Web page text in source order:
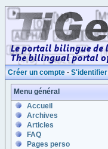
Créer un compte - S'identifier
Menu général
Accueil
Archives
Articles
FAQ
Pages perso